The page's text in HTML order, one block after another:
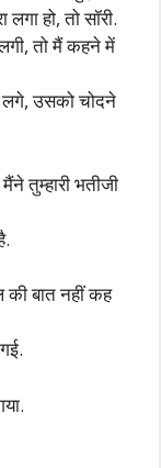
हो, तो सॉरी.
तो मैं कहने में
लगे, उसको चोदने
तुम्हारी भतीजी
की बात नहीं कह